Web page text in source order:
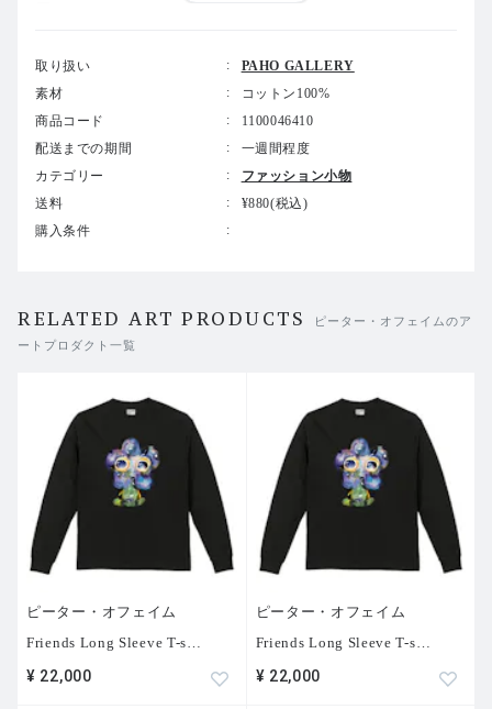
Airtist : Peter Opheim
ピーター・オフェイムは 1961 年ドイツ生まれ。
住。作品を創作する最初の過程で、粘土で架空の生き物を
立体的に造形し、その立体感を絵の中に表現する。作品の
に「 Cocoon 」（The Hole、ニューヨーク、2024）、「 In t
he Mountain and Meadow
、台北、2022）、「 」（Cohle Gallery
パリ、
）、グループ展に「ニューヨーク・アート展」
（大丸東京店、2024 ）、「 Sweet Dreams 」（Bradbury Art
Museum
、アメリカ、 2023 ）など。
取り扱い
PAHO GALLERY
素材
コットン100%
商品コード
1100046410
配送までの期間
一週間程度
カテゴリー
ファッション小物
送料
¥880(税込)
購入条件
RELATED ART PRODUCTS
ピーター・オフェイムのア
ートプロダクト一覧
ピーター・オフェイム
Friends Long Sleeve T-s
¥ 22,000
ピーター・オフェイム
Friends Long Sleeve T-s
¥ 22,000